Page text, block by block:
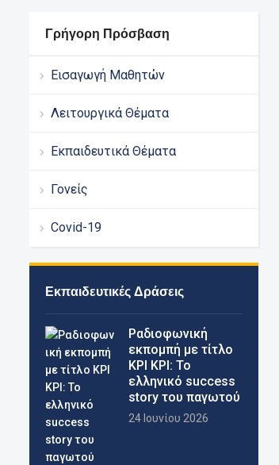
Γρήγορη Πρόσβαση
Εισαγωγή Μαθητών
Λειτουργικά Θέματα
Εκπαιδευτικά Θέματα
Γονείς
Covid-19
Εκπαιδευτικές Δράσεις
Pαδιοφωνική
εκπομπή με τίτλο
ΚΡΙ ΚΡΙ: Το
ελληνικό success
story του παγωτού
24 Ιουνίου 2026